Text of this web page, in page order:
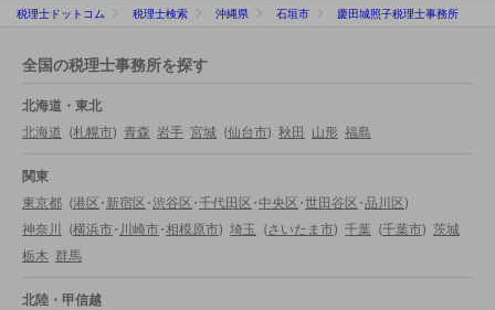
税理士ドットコム 税理士検索 沖縄県 石垣市 慶田城照子税理士事務所
全国の税理士事務所を探す
北海道・東北
北海道 (札幌市) 青森 岩手 宮城 (仙台市) 秋田 山形 福島
関東
東京都 (港区・新宿区・渋谷区・千代田区・中央区・世田谷区・品川区)
神奈川
(横浜市・川崎市・相模原市) 埼玉 (さいたま市) 千葉 (千葉市) 茨城
栃木 群馬
北陸・甲信越